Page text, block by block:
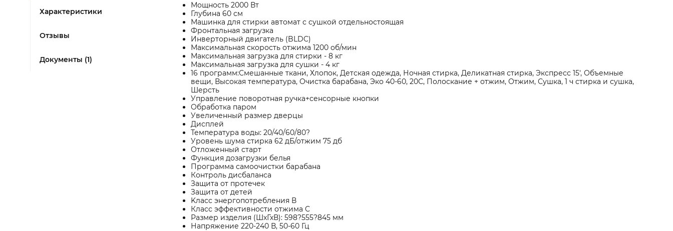
Характеристики
Отзывы
Документы (1)
Мощность 2000 Вт
Глубина 60 см
Машинка для стирки автомат с сушкой отдельностоящая
Фронтальная загрузка
Инверторный двигатель (BLDC)
Максимальная скорость отжима 1200 об/мин
Максимальная загрузка для стирки - 8 кг
Максимальная загрузка для сушки - 4 кг
16 программ:Смешанные ткани, Хлопок, Детская одежда, Ночная стирка, Деликатная стирка, Экспресс 15', Объемные
вещи, Высокая температура, Очистка барабана, Эко 40-60, 20С, Полоскание + отжим, Отжим, Сушка, 1 ч стирка и сушка,
Шерсть
Управление поворотная ручка+сенсорные кнопки
Обработка паром
Увеличенный размер дверцы
Дисплей
Температура воды: 20/40/60/80?
Уровень шума стирка 62 дБ/отжим 75 дб
Отложенный старт
Функция дозагрузки белья
Программа самоочистки барабана
Контроль дисбаланса
Защита от протечек
Защита от детей
Kласс энергопотребления В
Класс эффективности отжима С
Размер изделия (ШхГхВ): 598?555?845 мм
Напряжение 220-240 В, 50-60 Гц